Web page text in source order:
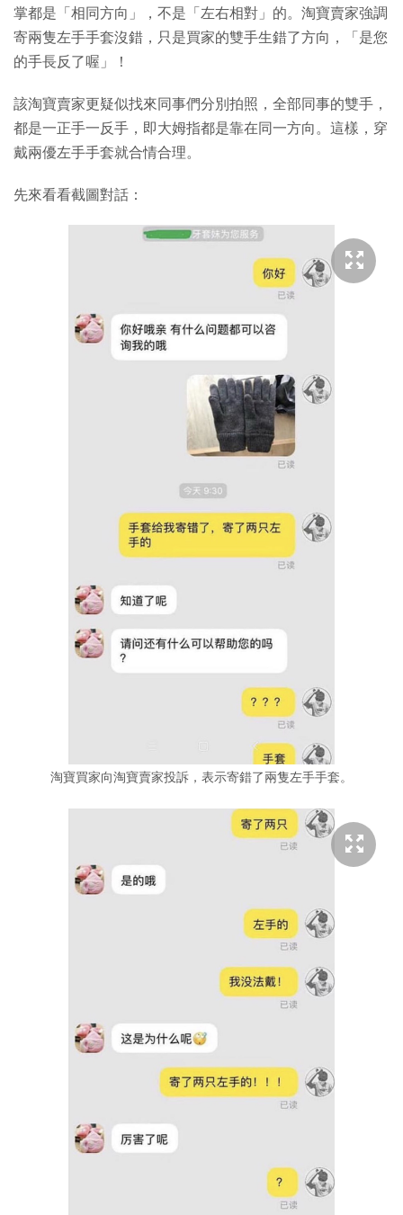
掌都是「相同方向」，不是「左右相對」的。淘寶賣家強調
寄兩隻左手手套沒錯，只是買家的雙手生錯了方向，「是您
的手長反了喔」！
該淘寶賣家更疑似找來同事們分別拍照，全部同事的雙手，
都是一正手一反手，即大姆指都是靠在同一方向。這樣，穿
戴兩優左手手套就合情合理。
先來看看截圖對話：
淘寶買家向淘寶賣家投訴，表示寄錯了兩隻左手手套。